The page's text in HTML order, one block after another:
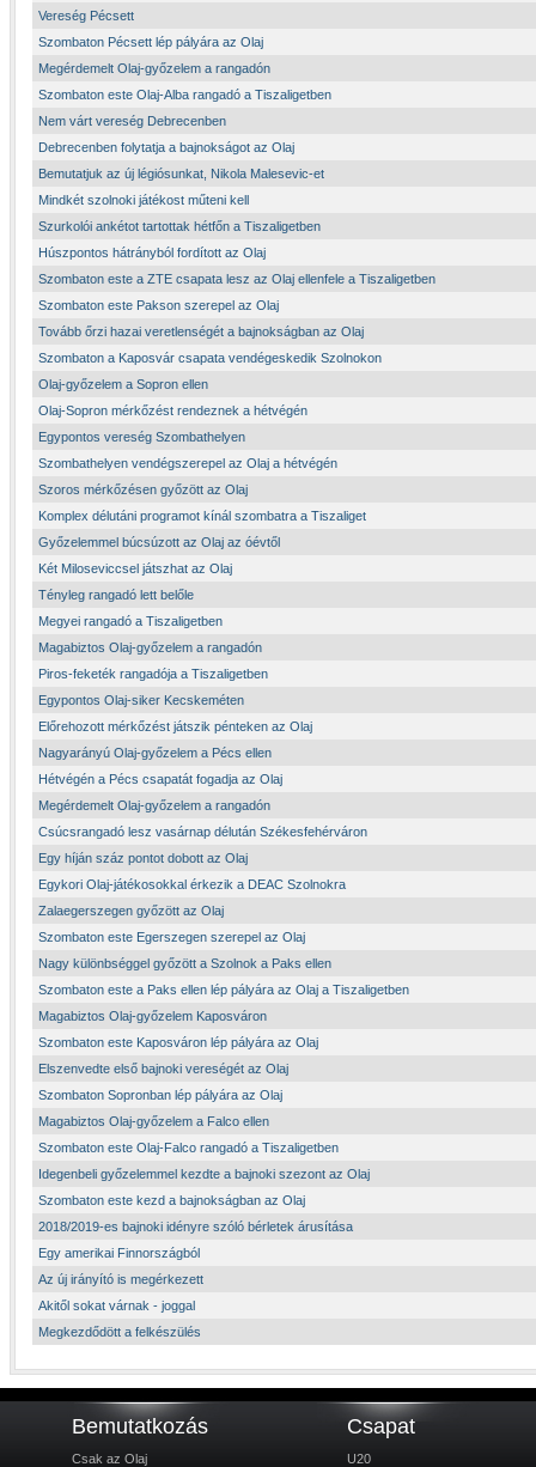
Vereség Pécsett
Szombaton Pécsett lép pályára az Olaj
Megérdemelt Olaj-győzelem a rangadón
Szombaton este Olaj-Alba rangadó a Tiszaligetben
Nem várt vereség Debrecenben
Debrecenben folytatja a bajnokságot az Olaj
Bemutatjuk az új légiósunkat, Nikola Malesevic-et
Mindkét szolnoki játékost műteni kell
Szurkolói ankétot tartottak hétfőn a Tiszaligetben
Húszpontos hátrányból fordított az Olaj
Szombaton este a ZTE csapata lesz az Olaj ellenfele a Tiszaligetben
Szombaton este Pakson szerepel az Olaj
Tovább őrzi hazai veretlenségét a bajnokságban az Olaj
Szombaton a Kaposvár csapata vendégeskedik Szolnokon
Olaj-győzelem a Sopron ellen
Olaj-Sopron mérkőzést rendeznek a hétvégén
Egypontos vereség Szombathelyen
Szombathelyen vendégszerepel az Olaj a hétvégén
Szoros mérkőzésen győzött az Olaj
Komplex délutáni programot kínál szombatra a Tiszaliget
Győzelemmel búcsúzott az Olaj az óévtől
Két Miloseviccsel játszhat az Olaj
Tényleg rangadó lett belőle
Megyei rangadó a Tiszaligetben
Magabiztos Olaj-győzelem a rangadón
Piros-feketék rangadója a Tiszaligetben
Egypontos Olaj-siker Kecskeméten
Előrehozott mérkőzést játszik pénteken az Olaj
Nagyarányú Olaj-győzelem a Pécs ellen
Hétvégén a Pécs csapatát fogadja az Olaj
Megérdemelt Olaj-győzelem a rangadón
Csúcsrangadó lesz vasárnap délután Székesfehérváron
Egy híján száz pontot dobott az Olaj
Egykori Olaj-játékosokkal érkezik a DEAC Szolnokra
Zalaegerszegen győzött az Olaj
Szombaton este Egerszegen szerepel az Olaj
Nagy különbséggel győzött a Szolnok a Paks ellen
Szombaton este a Paks ellen lép pályára az Olaj a Tiszaligetben
Magabiztos Olaj-győzelem Kaposváron
Szombaton este Kaposváron lép pályára az Olaj
Elszenvedte első bajnoki vereségét az Olaj
Szombaton Sopronban lép pályára az Olaj
Magabiztos Olaj-győzelem a Falco ellen
Szombaton este Olaj-Falco rangadó a Tiszaligetben
Idegenbeli győzelemmel kezdte a bajnoki szezont az Olaj
Szombaton este kezd a bajnokságban az Olaj
2018/2019-es bajnoki idényre szóló bérletek árusítása
Egy amerikai Finnországból
Az új irányító is megérkezett
Akitől sokat várnak - joggal
Megkezdődött a felkészülés
Bemutatkozás
Csak az Olaj
Csapat
U20